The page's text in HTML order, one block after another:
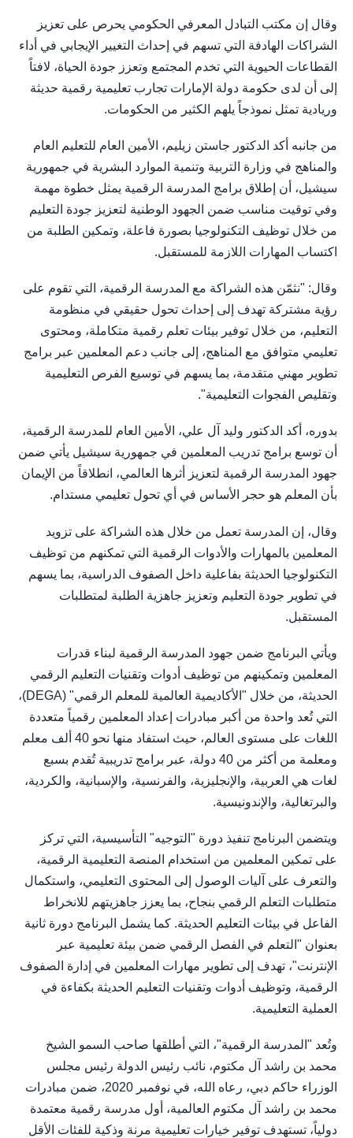
وقال إن مكتب التبادل المعرفي الحكومي يحرص على تعزيز
الشراكات الهادفة التي تسهم في إحداث التغيير الإيجابي في أداء
القطاعات الحيوية التي تخدم المجتمع وتعزز جودة الحياة، لافتاً
إلى أن لدى حكومة دولة الإمارات تجارب تعليمية رقمية حديثة
وريادية تمثل نموذجاً يلهم الكثير من الحكومات.
من جانبه أكد الدكتور جاستن زيليم، الأمين العام للتعليم العام
والمناهج في وزارة التربية وتنمية الموارد البشرية في جمهورية
سيشيل، أن إطلاق برامج المدرسة الرقمية يمثل خطوة مهمة
وفي توقيت مناسب ضمن الجهود الوطنية لتعزيز جودة التعليم
من خلال توظيف التكنولوجيا بصورة فاعلة، وتمكين الطلبة من
اكتساب المهارات اللازمة للمستقبل.
وقال: "نثمّن هذه الشراكة مع المدرسة الرقمية، التي تقوم على
رؤية مشتركة تهدف إلى إحداث تحول حقيقي في منظومة
التعليم، من خلال توفير بيئات تعلم رقمية متكاملة، ومحتوى
تعليمي متوافق مع المناهج، إلى جانب دعم المعلمين عبر برامج
تطوير مهني متقدمة، بما يسهم في توسيع الفرص التعليمية
وتقليص الفجوات التعليمية".
بدوره، أكد الدكتور وليد آل علي، الأمين العام للمدرسة الرقمية،
أن توسع برامج تدريب المعلمين في جمهورية سيشيل يأتي ضمن
جهود المدرسة الرقمية لتعزيز أثرها العالمي، انطلاقاً من الإيمان
بأن المعلم هو حجر الأساس في أي تحول تعليمي مستدام.
وقال، إن المدرسة تعمل من خلال هذه الشراكة على تزويد
المعلمين بالمهارات والأدوات الرقمية التي تمكنهم من توظيف
التكنولوجيا الحديثة بفاعلية داخل الصفوف الدراسية، بما يسهم
في تطوير جودة التعليم وتعزيز جاهزية الطلبة لمتطلبات
المستقبل.
ويأتي البرنامج ضمن جهود المدرسة الرقمية لبناء قدرات
المعلمين وتمكينهم من توظيف أدوات وتقنيات التعليم الرقمي
الحديثة، من خلال "الأكاديمية العالمية للمعلم الرقمي" (DEGA)،
التي تُعد واحدة من أكبر مبادرات إعداد المعلمين رقمياً متعددة
اللغات على مستوى العالم، حيث استفاد منها نحو 40 ألف معلم
ومعلمة من أكثر من 40 دولة، عبر برامج تدريبية تُقدم بسبع
لغات هي العربية، والإنجليزية، والفرنسية، والإسبانية، والكردية،
والبرتغالية، والإندونيسية.
ويتضمن البرنامج تنفيذ دورة "التوجيه" التأسيسية، التي تركز
على تمكين المعلمين من استخدام المنصة التعليمية الرقمية،
والتعرف على آليات الوصول إلى المحتوى التعليمي، واستكمال
متطلبات التعلم الرقمي بنجاح، بما يعزز جاهزيتهم للانخراط
الفاعل في بيئات التعليم الحديثة. كما يشمل البرنامج دورة ثانية
بعنوان "التعلم في الفصل الرقمي ضمن بيئة تعليمية عبر
الإنترنت"، تهدف إلى تطوير مهارات المعلمين في إدارة الصفوف
الرقمية، وتوظيف أدوات وتقنيات التعليم الحديثة بكفاءة في
العملية التعليمية.
وتُعد "المدرسة الرقمية"، التي أطلقها صاحب السمو الشيخ
محمد بن راشد آل مكتوم، نائب رئيس الدولة رئيس مجلس
الوزراء حاكم دبي، رعاه الله، في نوفمبر 2020، ضمن مبادرات
محمد بن راشد آل مكتوم العالمية، أول مدرسة رقمية معتمدة
دولياً، تستهدف توفير خيارات تعليمية مرنة وذكية للفئات الأقل